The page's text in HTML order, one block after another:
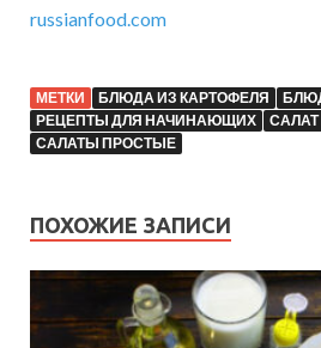
russianfood.com
МЕТКИ БЛЮДА ИЗ КАРТОФЕЛЯ
РЕЦЕПТЫ ДЛЯ НАЧИНАЮЩИХ
САЛАТЫ ПРОСТЫЕ
ПОХОЖИЕ ЗАПИСИ